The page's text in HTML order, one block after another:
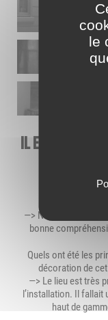
le
-
Cliquez
agrandir
-
agrandir
Cliquez
pourIl en parle !
et
Qu’est-ce qui
—> Nous avons
bonne
Quels ont été les
décoration de
—> Le lieu est très
l’installation. Il fallait
haut de